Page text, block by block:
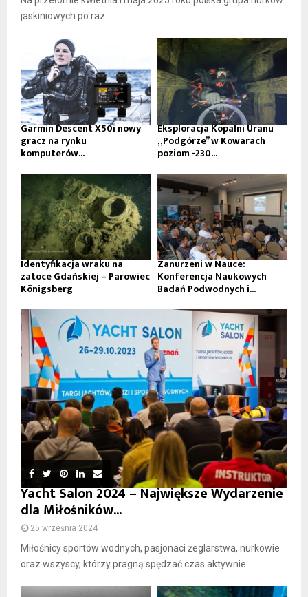
jaskiniowych po raz...
Garmin Descent X50i nowy
gracz na rynku
komputerów...
Eksploracja Kopalni Uranu
„Podgórze” w Kowarach
poziom -230...
Identyfikacja wraku na
zatoce Gdańskiej – Parowiec
Königsberg
Zanurzeni w Nauce:
Konferencja Naukowych
Badań Podwodnych i...
Yacht Salon 2024 – Największe Wydarzenie
dla Miłośników...
25 września 2024
Miłośnicy sportów wodnych, pasjonaci żeglarstwa, nurkowie
oraz wszyscy, którzy pragną spędzać czas aktywnie...